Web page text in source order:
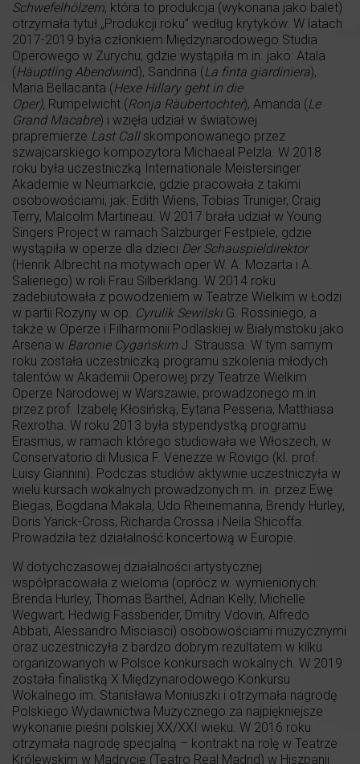
Schwefelhölzern, która to produkcja (wykonana jako balet)
otrzymała tytuł „Produkcji roku” według krytyków. W latach
2017-2019 była członkiem Międzynarodowego Studia
Operowego w Zurychu, gdzie wystąpiła m.in. jako: Atala
(Häuptling Abendwind), Sandrina (La finta giardiniera),
Maria Bellacanta (Hexe Hillary geht in die
Oper), Rumpelwicht (Ronja Räubertochter), Amanda (Le
Grand Macabre) i wzięła udział w światowej
prapremierze Last Call skomponowanego przez
szwajcarskiego kompozytora Michaeal Pelzla. W 2018
roku była uczestniczką Internationale Meistersinger
Akademie w Neumarkcie, gdzie pracowała z takimi
osobowościami, jak: Edith Wiens, Tobias Truniger, Craig
Terry, Malcolm Martineau. W 2017 brała udział w Young
Singers Project w ramach Salzburger Festpiele, gdzie
wystąpiła w operze dla dzieci Der Schauspieldirektor
(Henrik Albrecht na motywach oper W. A. Mozarta i A.
Salieriego) w roli Frau Silberklang. W 2014 roku
zadebiutowała z powodzeniem w Teatrze Wielkim w Łodzi
w partii Rozyny w op. Cyrulik SewilskiG. Rossiniego, a
także w Operze i Filharmonii Podlaskiej w Białymstoku jako
Arsena w Baronie CygańskimJ. Straussa. W tym samym
roku została uczestniczką programu szkolenia młodych
talentów w Akademii Operowej przy Teatrze Wielkim
Operze Narodowej w Warszawie, prowadzonego m.in.
przez prof. Izabelę Kłosińską, Eytana Pessena, Matthiasa
Rexrotha. W roku 2013 była stypendystką programu
Erasmus, w ramach którego studiowała we Włoszech, w
Conservatorio di Musica F. Venezze w Rovigo (kl. prof.
Luisy Giannini). Podczas studiów aktywnie uczestniczyła w
wielu kursach wokalnych prowadzonych m. in. przez Ewę
Biegas, Bogdana Makala, Udo Rheinemanna, Brendy Hurley,
Doris Yarick-Cross, Richarda Crossa i Neila Shicoffa.
Prowadziła też działalność koncertową w Europie.
W dotychczasowej działalności artystycznej
współpracowała z wieloma (oprócz w. wymienionych:
Brenda Hurley, Thomas Barthel, Adrian Kelly, Michelle
Wegwart, Hedwig Fassbender, Dmitry Vdovin, Alfredo
Abbati, Alessandro Misciasci) osobowościami muzycznymi
oraz uczestniczyła z bardzo dobrym rezultatem w kilku
organizowanych w Polsce konkursach wokalnych. W 2019
została finalistką X Międzynarodowego Konkursu
Wokalnego im. Stanisława Moniuszki i otrzymała nagrodę
Polskiego Wydawnictwa Muzycznego za najpiękniejsze
wykonanie pieśni polskiej XX/XXI wieku. W 2016 roku
otrzymała nagrodę specjalną – kontrakt na rolę w Teatrze
Królewskim w Madrycie (Teatro Real Madrid) w Hiszpanii